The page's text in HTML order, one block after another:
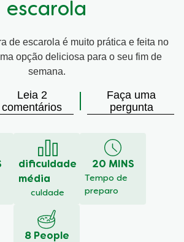
escarola
de escarola é muito prática e feita no
opção deliciosa para o seu fim de
semana.
Leia 2
comentários
Faça uma
pergunta
dificuldade
média
culdade
20 MINS
Tempo de
preparo
8 People